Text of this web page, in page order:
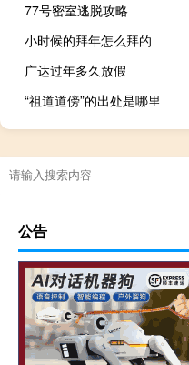
77号密室逃脱攻略
小时候的拜年怎么拜的
广达过年多久放假
“祖道道傍”的出处是哪里
公告